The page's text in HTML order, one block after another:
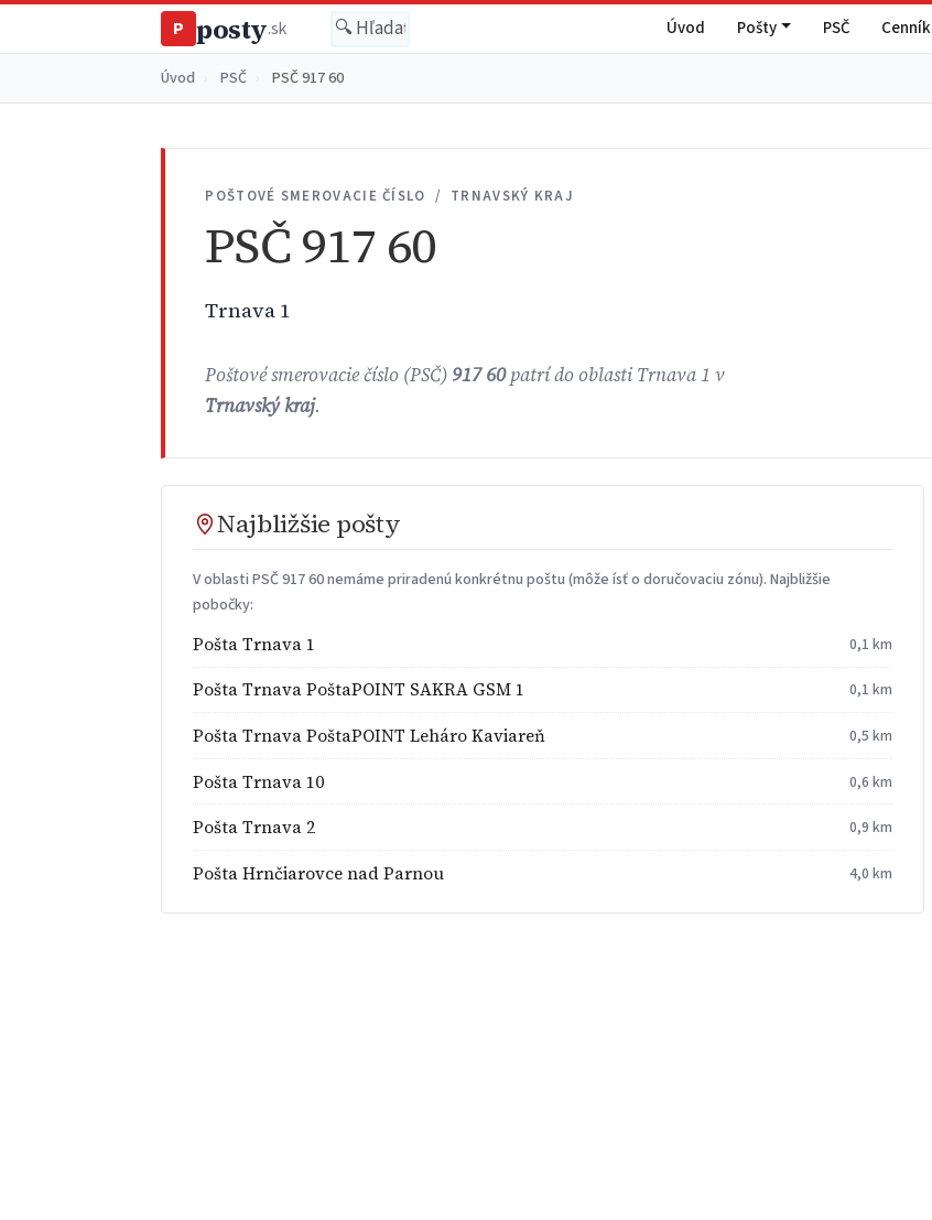
P posty.sk Úvod Pošty PSČ Cenník
Úvod PSČ PSČ 917 60
POŠTOVÉ SMEROVACIE ČÍSLO / TRNAVSKÝ KRAJ
PSČ 917 60
Trnava 1
Poštové smerovacie číslo (PSČ) 917 60patrí do oblasti Trnava 1 v
Trnavský kraj.
Najbližšie pošty
V oblasti PSČ 917 60 nemáme priradenú konkrétnu poštu (môže ísť o doručovaciu zónu). Najbližšie
pobočky:
Pošta Trnava 1 0,1 km
Pošta Trnava PoštaPOINT SAKRA GSM 1 0,1 km
Pošta Trnava PoštaPOINT Leháro Kaviareň 0,5 km
Pošta Trnava 10 0,6 km
Pošta Trnava 2 0,9 km
Pošta Hrnčiarovce nad Parnou 4,0 km